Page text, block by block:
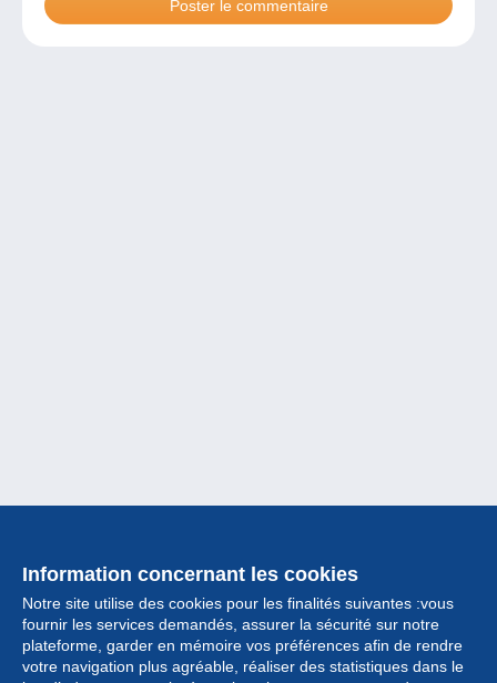
Information concernant les cookies
Notre site utilise des cookies pour les finalités suivantes :vous
fournir les services demandés, assurer la sécurité sur notre
plateforme, garder en mémoire vos préférences afin de rendre
votre navigation plus agréable, réaliser des statistiques dans le